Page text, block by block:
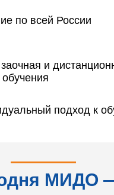
по всей России
и
подход к
МИДО